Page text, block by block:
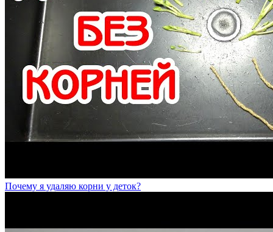
Почему я удаляю корни у деток?